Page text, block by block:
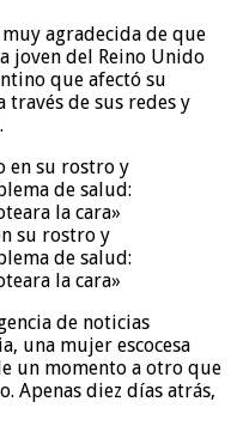
agradecida de que
joven del Reino Unido
que afectó su
través de sus redes y
su rostro y
de salud:
la cara»
de noticias
una mujer escocesa
un momento a otro que
Apenas diez días atrás,